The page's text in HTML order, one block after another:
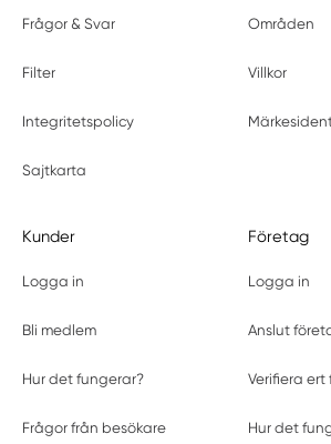
Frågor & Svar Områden
Filter Villkor
Integritetspolicy
Sajtkarta
Kunder
Logga in
Bli medlem
Hur det fungerar?
Frågor från besökare
Företag
Logga in
Anslut
Verifiera
Hur det